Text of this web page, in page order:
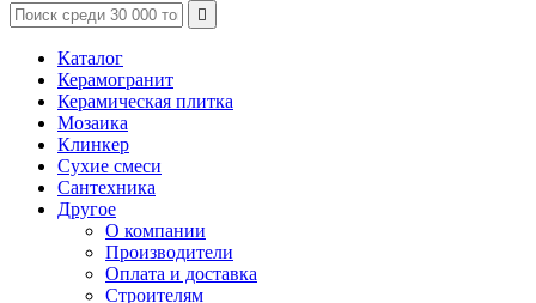

Каталог
Керамогранит
Керамическая плитка
Мозаика
Клинкер
Сухие смеси
Сантехника
Другое
О компании
Производители
Оплата и доставка
Строителям